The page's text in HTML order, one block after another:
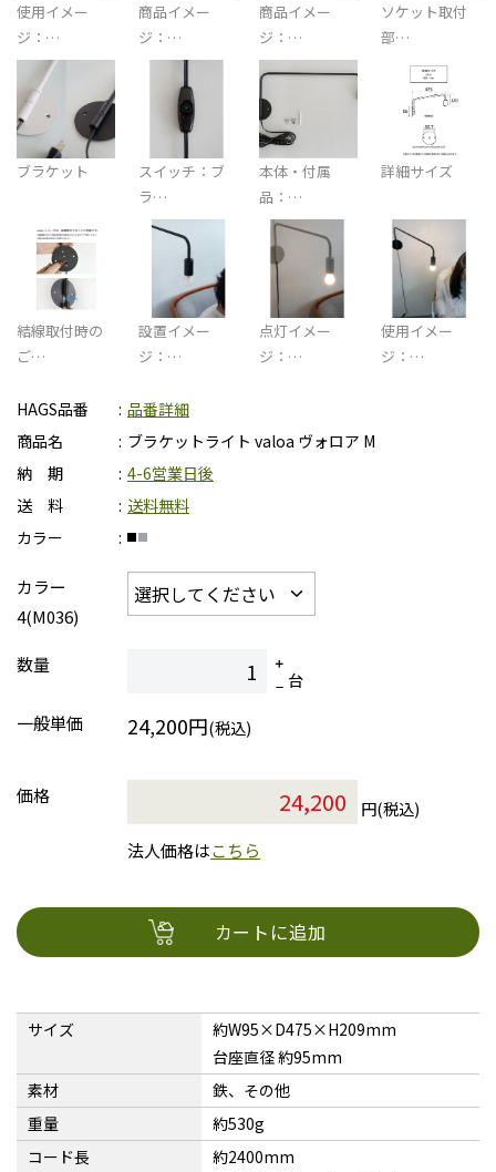
使用イメー
ジ：…
商品イメー
ジ：…
商品イメー
ジ：…
ソケット取付
部…
ブラケット
スイッチ：ブ
ラ…
本体・付属
品：…
詳細サイズ
結線取付時の
ご…
設置イメー
ジ：…
点灯イメー
ジ：…
使用イメー
ジ：…
HAGS品番
品番詳細
商品名
ブラケットライト valoa ヴォロア M
納 期
4-6営業日後
送 料
送料無料
カラー
カラー
4(M036)
数量
台
一般単価
24,200円(税込)
価格
円(税込)
法人価格はこちら
カートに追加
サイズ
約W95×D475×H209mm
台座直径 約95mm
素材
鉄、その他
重量
約530g
コード長
約2400mm